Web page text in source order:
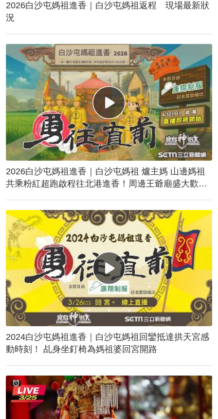
2026白沙屯媽祖進香｜白沙屯媽祖返程 現場最新狀
況
2026白沙屯媽祖進香｜白沙屯媽祖 爐主媽 山邊媽祖
共乘粉紅超跑啟程往北港進香！周邊王爺廟盛大歡
2024白沙屯媽祖進香｜白沙屯媽祖回鑾抵達拱天宮感
動時刻！ 乩身坐釘椅為媽祖婆回宮開路